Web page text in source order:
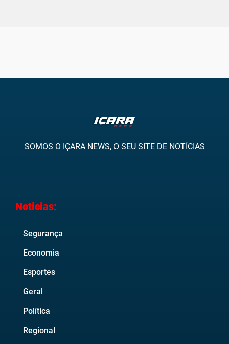
SOMOS O IÇARA NEWS, O SEU SITE DE NOTÍCIAS
Noticias:
Segurança
Economia
Esportes
Geral
Política
Regional